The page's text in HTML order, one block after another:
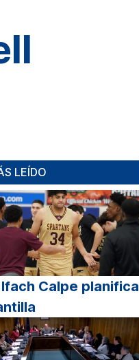
LEÍDO
Ifach Calpe planifica